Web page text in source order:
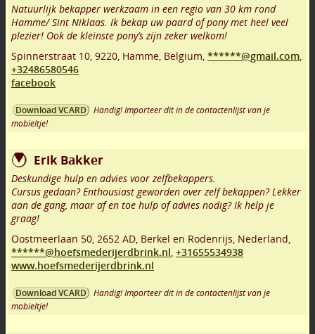
Natuurlijk bekapper werkzaam in een regio van 30 km rond
Hamme/ Sint Niklaas. Ik bekap uw paard of pony met heel veel
plezier! Ook de kleinste pony’s zijn zeker welkom!
Spinnerstraat 10, 9220, Hamme, Belgium, ******@gmail.com,
+32486580546
facebook
Download VCARD
Handig! Importeer dit in de contactenlijst van je
mobieltje!
Erik Bakker
Deskundige hulp en advies voor zelfbekappers.
Cursus gedaan? Enthousiast geworden over zelf bekappen? Lekker
aan de gang, maar af en toe hulp of advies nodig? Ik help je
graag!
Oostmeerlaan 50, 2652 AD, Berkel en Rodenrijs, Nederland,
******@hoefsmederijerdbrink.nl, +31655534938
www.hoefsmederijerdbrink.nl
Download VCARD
Handig! Importeer dit in de contactenlijst van je
mobieltje!